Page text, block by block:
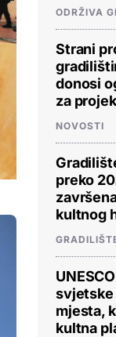
ODRŽIVA
Strani
donosi
za
NOVOSTI
preko
kultnog
svjetske
mjesta,
kultna